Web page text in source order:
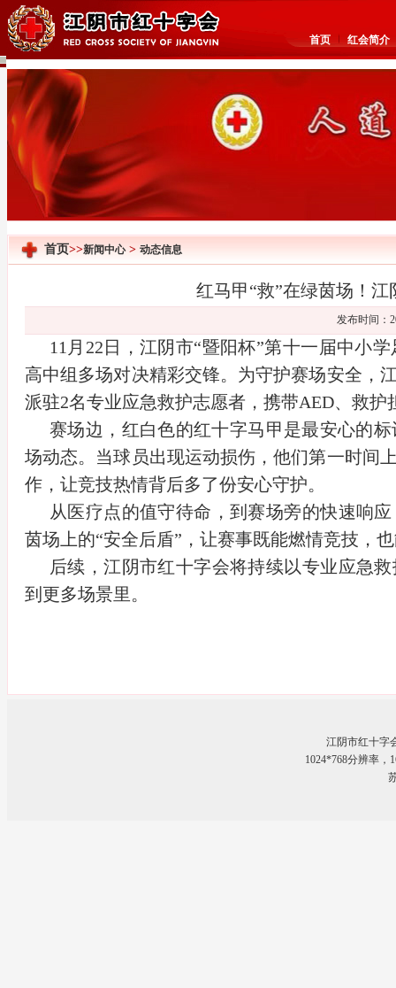
首页 红会简介
首页>>新闻中心> 动态信息
红马甲“救”在绿茵场！
发布时间：
11月22日，江阴市“暨阳杯”第十一届中小
高中组多场对决精彩交锋。为守护赛场安全，
派驻2名专业应急救护志愿者，携带AED、救
赛场边，红白色的红十字马甲是最安心的
场动态。当球员出现运动损伤，他们第一时间
作，让竞技热情背后多了份安心守护。
从医疗点的值守待命，到赛场旁的快速响
茵场上的“安全后盾”，让赛事既能燃情竞技，
后续，江阴市红十字会将持续以专业应急
到更多场景里。
江阴市红十字
1024*768分辨率，